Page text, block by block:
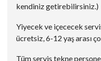
kendiniz getirebilirsiniz.)
Yiyecek ve içececek
ücretsiz, 6-12 yaş arası
Tüm servis tekne